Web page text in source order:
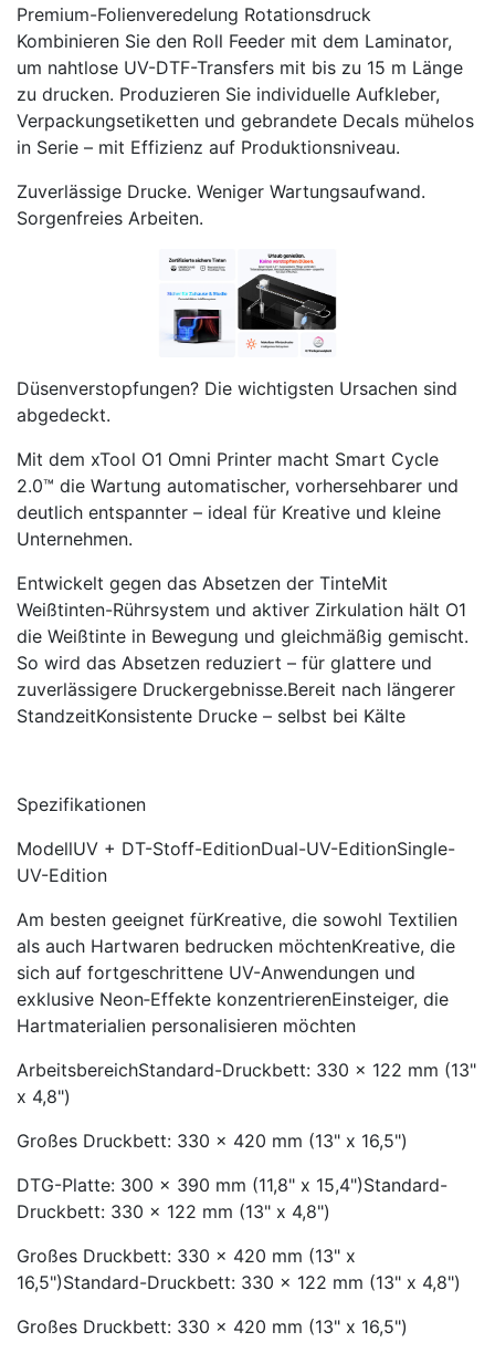
Premium-Folienveredelung Rotationsdruck
Kombinieren Sie den Roll Feeder mit dem Laminator,
um nahtlose UV-DTF-Transfers mit bis zu 15 m Länge
zu drucken. Produzieren Sie individuelle Aufkleber,
Verpackungsetiketten und gebrandete Decals mühelos
in Serie – mit Effizienz auf Produktionsniveau.
Zuverlässige Drucke. Weniger Wartungsaufwand.
Sorgenfreies Arbeiten.
Düsenverstopfungen? Die wichtigsten Ursachen sind
abgedeckt.
Mit dem xTool O1 Omni Printer macht Smart Cycle
2.0™ die Wartung automatischer, vorhersehbarer und
deutlich entspannter – ideal für Kreative und kleine
Unternehmen.
Entwickelt gegen das Absetzen der TinteMit
Weißtinten-Rührsystem und aktiver Zirkulation hält O1
die Weißtinte in Bewegung und gleichmäßig gemischt.
So wird das Absetzen reduziert – für glattere und
zuverlässigere Druckergebnisse.Bereit nach längerer
StandzeitKonsistente Drucke – selbst bei Kälte
Spezifikationen
ModellUV + DT-Stoff-EditionDual-UV-EditionSingle-
UV-Edition
Am besten geeignet fürKreative, die sowohl Textilien
als auch Hartwaren bedrucken möchtenKreative, die
sich auf fortgeschrittene UV-Anwendungen und
exklusive Neon‑Effekte konzentrierenEinsteiger, die
Hartmaterialien personalisieren möchten
ArbeitsbereichStandard-Druckbett: 330 x 122 mm (13"
x 4,8")
Großes Druckbett: 330 x 420 mm (13" x 16,5")
DTG-Platte: 300 x 390 mm (11,8" x 15,4")Standard-
Druckbett: 330 x 122 mm (13" x 4,8")
Großes Druckbett: 330 x 420 mm (13" x
16,5")Standard-Druckbett: 330 x 122 mm (13" x 4,8")
Großes Druckbett: 330 x 420 mm (13" x 16,5")